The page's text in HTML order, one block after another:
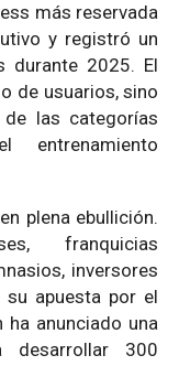
más reservada
y registró un
durante 2025. El
de usuarios, sino
las categorías
entrenamiento
plena ebullición.
franquicias
inversores
apuesta por el
ha anunciado una
desarrollar 300